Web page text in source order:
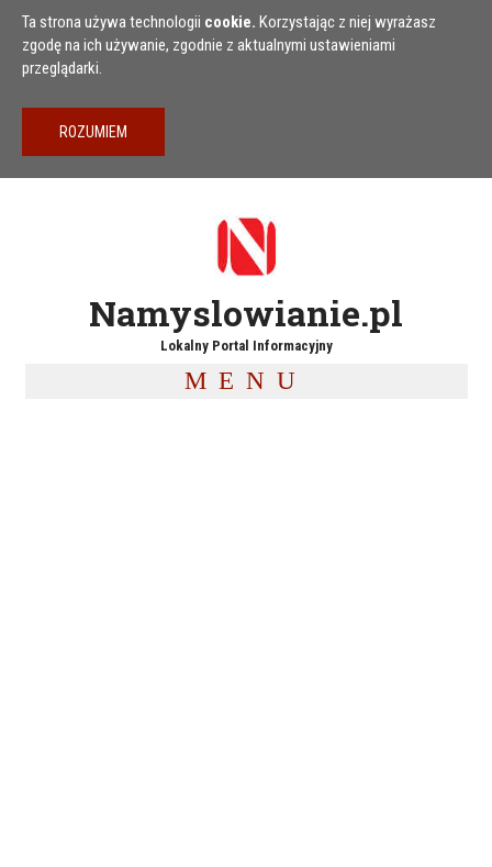
Przejdź do treści
Ta strona używa technologii cookie. Korzystając z niej wyrażasz
zgodę na ich używanie, zgodnie z aktualnymi ustawieniami
przeglądarki.
Namyslowianie.pl
Lokalny Portal Informacyjny
MENU